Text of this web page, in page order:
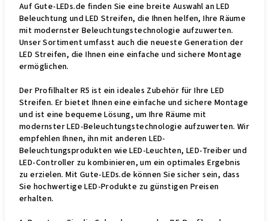
Auf Gute-LEDs.de finden Sie eine breite Auswahl an LED
Beleuchtung und LED Streifen, die Ihnen helfen, Ihre Räume
mit modernster Beleuchtungstechnologie aufzuwerten.
Unser Sortiment umfasst auch die neueste Generation der
LED Streifen, die Ihnen eine einfache und sichere Montage
ermöglichen.
Der Profilhalter R5 ist ein ideales Zubehör für Ihre LED
Streifen. Er bietet Ihnen eine einfache und sichere Montage
und ist eine bequeme Lösung, um Ihre Räume mit
modernster LED-Beleuchtungstechnologie aufzuwerten. Wir
empfehlen Ihnen, ihn mit anderen LED-
Beleuchtungsprodukten wie LED-Leuchten, LED-Treiber und
LED-Controller zu kombinieren, um ein optimales Ergebnis
zu erzielen. Mit Gute-LEDs.de können Sie sicher sein, dass
Sie hochwertige LED-Produkte zu günstigen Preisen
erhalten.